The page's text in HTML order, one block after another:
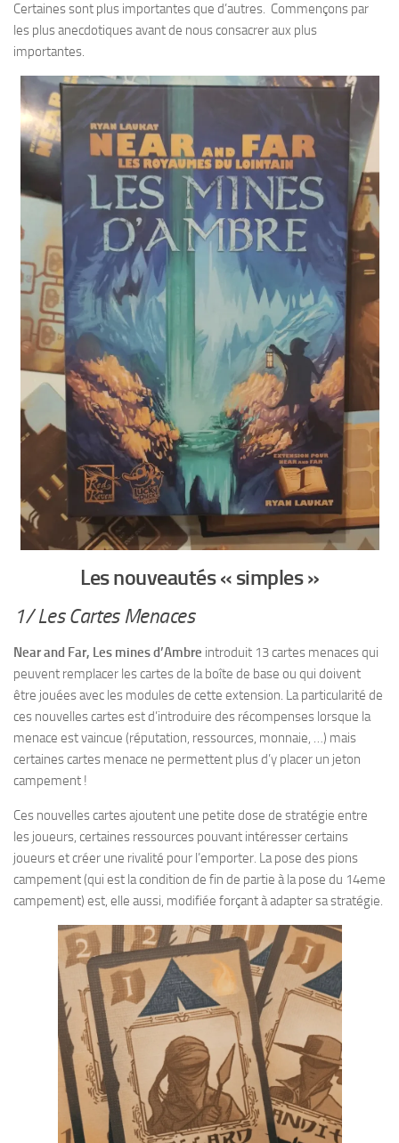
Certaines sont plus importantes que d’autres. Commençons par
les plus anecdotiques avant de nous consacrer aux plus
importantes.
Les nouveautés « simples »
1/ Les Cartes Menaces
Near and Far, Les mines d’Ambre introduit 13 cartes menaces qui
peuvent remplacer les cartes de la boîte de base ou qui doivent
être jouées avec les modules de cette extension. La particularité de
ces nouvelles cartes est d’introduire des récompenses lorsque la
menace est vaincue (réputation, ressources, monnaie, …) mais
certaines cartes menace ne permettent plus d’y placer un jeton
campement !
Ces nouvelles cartes ajoutent une petite dose de stratégie entre
les joueurs, certaines ressources pouvant intéresser certains
joueurs et créer une rivalité pour l’emporter. La pose des pions
campement (qui est la condition de fin de partie à la pose du 14eme
campement) est, elle aussi, modifiée forçant à adapter sa stratégie.